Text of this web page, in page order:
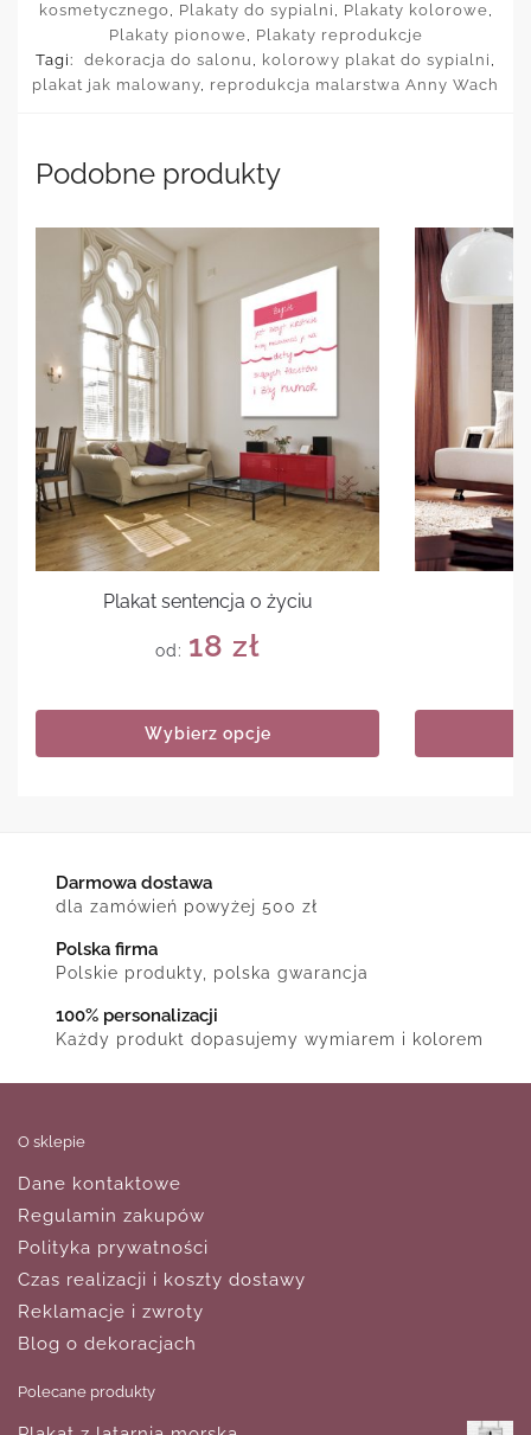
kosmetycznego, Plakaty do sypialni , Plakaty kolorowe,
Plakaty pionowe, Plakaty reprodukcje
Tagi:
dekoracja do salonu , kolorowy plakat do sypialni ,
plakat jak malowany, reprodukcja malarstwa Anny Wach
Podobne produkty
Plakat sentencja o życiu
od: 18 zł
Wybierz opcje
Darmowa dostawa
dla zamówień powyżej 500 zł
Polska firma
Polskie produkty, polska gwarancja
100% personalizacji
Każdy produkt dopasujemy wymiarem i kolorem
O sklepie
Dane kontaktowe
Regulamin zakupów
Polityka prywatności
Czas realizacji i koszty dostawy
Reklamacje i zwroty
Blog o dekoracjach
Polecane produkty